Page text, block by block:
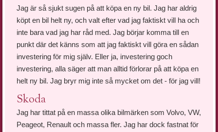
Jag är så sjukt sugen på att köpa en ny bil. Jag har aldrig
köpt en bil helt ny, och valt efter vad jag faktiskt vill ha och
inte bara vad jag har råd med. Jag börjar komma till en
punkt där det känns som att jag faktiskt vill göra en sådan
investering för mig själv. Eller ja, investering goch
investering, alla säger att man alltid förlorar på att köpa en
helt ny bil. Jag bryr mig inte så mycket om det - för jag vill!
Skoda
Jag har tittat på en massa olika bilmärken som Volvo, VW,
Peageot, Renault och massa fler. Jag har dock fastnat för